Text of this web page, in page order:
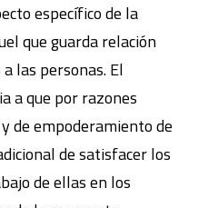
específico de la
que guarda relación
las personas. El
a que por razones
de empoderamiento de
de satisfacer los
de ellas en los